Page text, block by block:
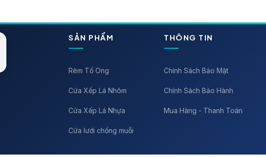
SẢN PHẨM
Rèm Tổ Ong
Cửa Xếp Lá Nhôm
Cửa Xếp Lá Nhựa
Cửa lưới chống muỗi
THÔNG TIN
Chính Sách Bảo Mật
Chính Sách Bảo Hành
Mua Hàng - Thanh Toán